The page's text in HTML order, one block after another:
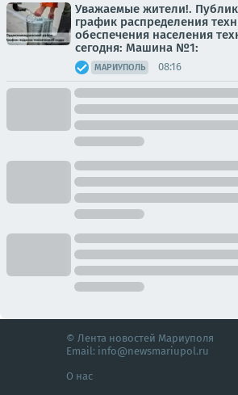
Уважаемые жители!.
график распределения
обеспечения населения
сегодня: Машина №1:
МАРИУПОЛЬ 08:16
© Лента новостей Мариуполя
Email: info@newsmariupol.ru
О нас